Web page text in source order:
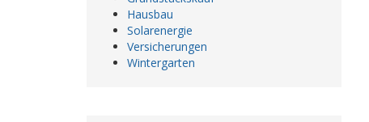
Hausbau
Solarenergie
Versicherungen
Wintergarten